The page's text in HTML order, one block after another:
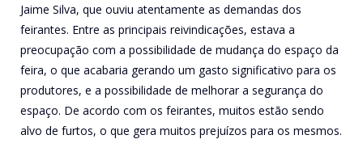
Jaime Silva, que ouviu atentamente as demandas dos
feirantes. Entre as principais reivindicações, estava a
preocupação com a possibilidade de mudança do espaço da
feira, o que acabaria gerando um gasto significativo para os
produtores, e a possibilidade de melhorar a segurança do
espaço. De acordo com os feirantes, muitos estão sendo
alvo de furtos, o que gera muitos prejuízos para os mesmos.